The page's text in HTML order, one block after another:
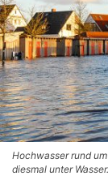
Hochwasser rund
diesmal unter